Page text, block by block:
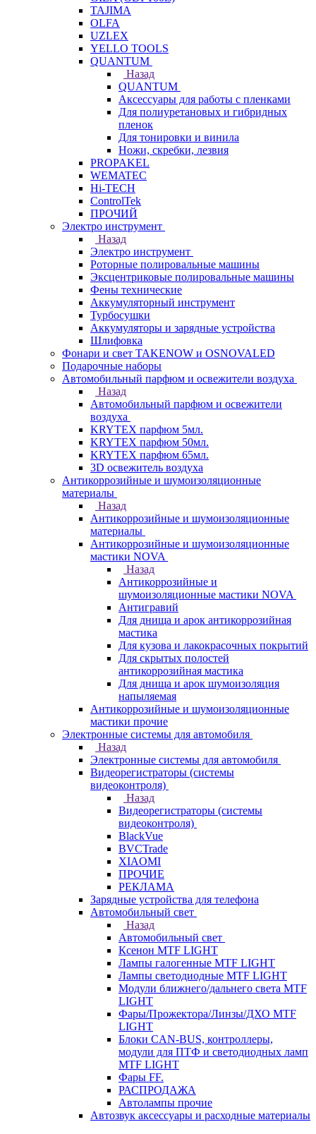
TAJIMA
OLFA
UZLEX
YELLO TOOLS
QUANTUM
Назад
QUANTUM
Аксессуары для работы с пленками
Для полиуретановых и гибридных
пленок
Для тонировки и винила
Ножи, скребки, лезвия
PROPAKEL
WEMATEC
Hi-TECH
ControlTek
ПРОЧИЙ
Электро инструмент
Назад
Электро инструмент
Роторные полировальные машины
Эксцентриковые полировальные машины
Фены технические
Аккумуляторный инструмент
Турбосушки
Аккумуляторы и зарядные устройства
Шлифовка
Фонари и свет TAKENOW и OSNOVALED
Подарочные наборы
Автомобильный парфюм и освежители воздуха
Назад
Автомобильный парфюм и освежители
воздуха
KRYTEX парфюм 5мл.
KRYTEX парфюм 50мл.
KRYTEX парфюм 65мл.
3D освежитель воздуха
Антикоррозийные и шумоизоляционные
материалы
Назад
Антикоррозийные и шумоизоляционные
материалы
Антикоррозийные и шумоизоляционные
мастики NOVA
Назад
Антикоррозийные и
шумоизоляционные мастики NOVA
Антигравий
Для днища и арок антикоррозийная
мастика
Для кузова и лакокрасочных покрытий
Для скрытых полостей
антикоррозийная мастика
Для днища и арок шумоизоляция
напыляемая
Антикоррозийные и шумоизоляционные
мастики прочие
Электронные системы для автомобиля
Назад
Электронные системы для автомобиля
Видеорегистраторы (системы
видеоконтроля)
Назад
Видеорегистраторы (системы
видеоконтроля)
BlackVue
BVCTrade
XIAOMI
ПРОЧИЕ
РЕКЛАМА
Зарядные устройства для телефона
Автомобильный свет
Назад
Автомобильный свет
Ксенон MTF LIGHT
Лампы галогенные MTF LIGHT
Лампы светодиодные MTF LIGHT
Модули ближнего/дальнего света MTF
LIGHT
Фары/Прожектора/Линзы/ДХО MTF
LIGHT
Блоки CAN-BUS, контроллеры,
модули для ПТФ и светодиодных ламп
MTF LIGHT
Фары FF.
РАСПРОДАЖА
Автолампы прочие
Автозвук аксессуары и расходные материалы